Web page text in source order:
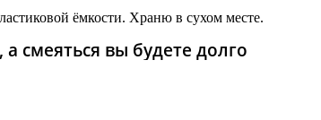
ёмкости. Храню в сухом месте.
смеяться вы будете долго